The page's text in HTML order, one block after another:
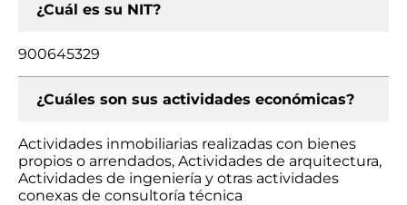
¿Cuál es su NIT?
900645329
¿Cuáles son sus actividades económicas?
Actividades inmobiliarias realizadas con bienes
propios o arrendados, Actividades de arquitectura,
Actividades de ingeniería y otras actividades
conexas de consultoría técnica